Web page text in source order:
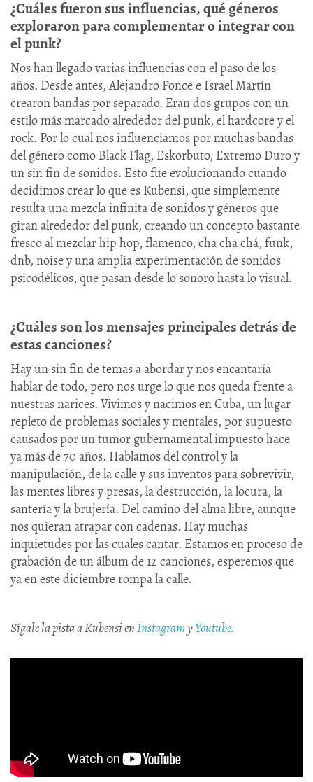
¿Cuáles fueron sus influencias, qué géneros
exploraron para complementar o integrar con
el punk?
Nos han llegado varias influencias con el paso de los
años. Desde antes, Alejandro Ponce e Israel Martín
crearon bandas por separado. Eran dos grupos con un
estilo más marcado alrededor del punk, el hardcore y el
rock. Por lo cual nos influenciamos por muchas bandas
del género como Black Flag, Eskorbuto, Extremo Duro y
un sin fin de sonidos. Esto fue evolucionando cuando
decidimos crear lo que es Kubensi, que simplemente
resulta una mezcla infinita de sonidos y géneros que
giran alrededor del punk, creando un concepto bastante
fresco al mezclar hip hop, flamenco, cha cha chá, funk,
dnb, noise y una amplia experimentación de sonidos
psicodélicos, que pasan desde lo sonoro hasta lo visual.
¿Cuáles son los mensajes principales detrás de
estas canciones?
Hay un sin fin de temas a abordar y nos encantaría
hablar de todo, pero nos urge lo que nos queda frente a
nuestras narices. Vivimos y nacimos en Cuba, un lugar
repleto de problemas sociales y mentales, por supuesto
causados por un tumor gubernamental impuesto hace
ya más de 70 años. Hablamos del control y la
manipulación, de la calle y sus inventos para sobrevivir,
las mentes libres y presas, la destrucción, la locura, la
santería y la brujería. Del camino del alma libre, aunque
nos quieran atrapar con cadenas. Hay muchas
inquietudes por las cuales cantar. Estamos en proceso de
grabación de un álbum de 12 canciones, esperemos que
ya en este diciembre rompa la calle.
Sígale la pista a Kubensi enInstagramyYoutube.